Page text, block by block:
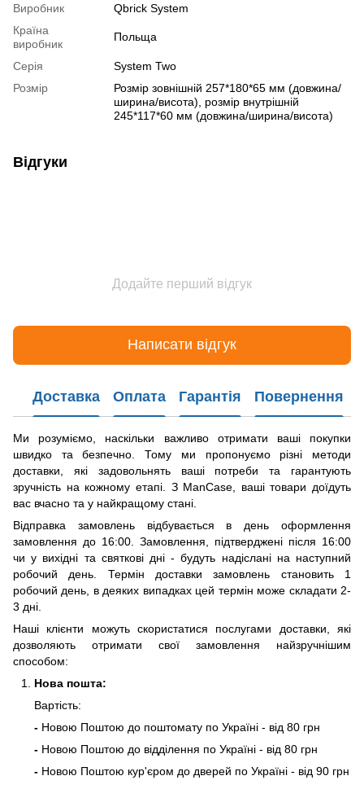
Виробник
Qbrick System
Країна
виробник
Польща
Серія
System Two
Розмір
Розмір зовнішній 257*180*65 мм (довжина/
ширина/висота), розмір внутрішній
245*117*60 мм (довжина/ширина/висота)
Відгуки
Додайте перший відгук
Написати відгук
Доставка Оплата Гарантія Повернення
Ми розуміємо, наскільки важливо отримати ваші покупки
швидко та безпечно. Тому ми пропонуємо різні методи
доставки, які задовольнять ваші потреби та гарантують
зручність на кожному етапі. З ManCase, ваші товари доїдуть
вас вчасно та у найкращому стані.
Відправка замовлень відбувається в день оформлення
замовлення до 16:00. Замовлення, підтверджені після 16:00
чи у вихідні та святкові дні - будуть надіслані на наступний
робочий день. Термін доставки замовлень становить 1
робочий день, в деяких випадках цей термін може складати 2-
3 дні.
Наші клієнти можуть скористатися послугами доставки, які
дозволяють отримати свої замовлення найзручнішим
способом:
Нова пошта:
Вартість:
- Новою Поштою до поштомату по Україні - від 80 грн
- Новою Поштою до відділення по Україні - від 80 грн
- Новою Поштою кур'єром до дверей по Україні - від 90 грн